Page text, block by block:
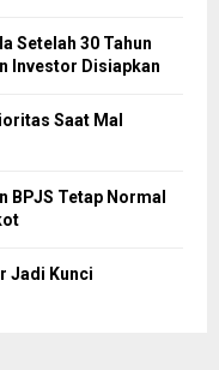
Setelah 30 Tahun
Investor Disiapkan
Saat Mal
BPJS Tetap Normal
Jadi Kunci